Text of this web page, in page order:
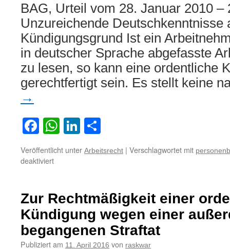
BAG, Urteil vom 28. Januar 2010 –
Unzureichende Deutschkenntnisse
Kündigungsgrund Ist ein
in deutscher Sprache abgefasste
zu lesen, so kann eine ordentliche
gerechtfertigt sein. Es stellt keine
→
Facebook
WhatsApp
LinkedIn
Veröffentlicht unter Arbeitsrecht | Verschlagwortet mit
deaktiviertfür
Kündigungsgrund
Zur Rechtmäßigkeit einer
Kündigung wegen einer
begangenen Straftat
Publiziert am 11. April 2016 von raskwar